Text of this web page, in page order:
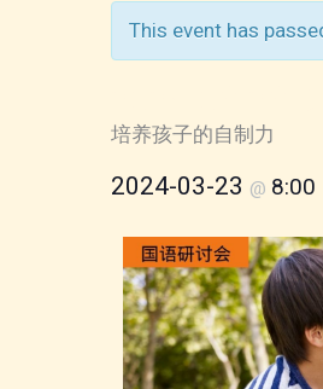
This event has
培养孩子的自制力
2024-03-23 @ 8:00